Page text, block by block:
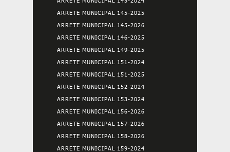
ARRETE MUNICIPAL 145-2025
ARRETE MUNICIPAL 145-2026
ARRETE MUNICIPAL 146-2025
ARRETE MUNICIPAL 149-2025
ARRETE MUNICIPAL 151-2024
ARRETE MUNICIPAL 151-2025
ARRETE MUNICIPAL 152-2024
ARRETE MUNICIPAL 153-2024
ARRETE MUNICIPAL 156-2026
ARRETE MUNICIPAL 157-2026
ARRETE MUNICIPAL 158-2026
ARRETE MUNICIPAL 159-2024